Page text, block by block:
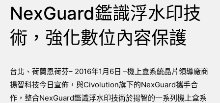
NexGuard鑑識浮水印技
術，強化數位內容保護
台北、荷蘭恩荷芬– 2016年1月6日 –機上盒系統晶片領導廠商
揚智科技今日宣佈，與Civolution旗下的NexGuard攜手合
作，整合NexGuard鑑識浮水印技術於揚智的一系列機上盒系